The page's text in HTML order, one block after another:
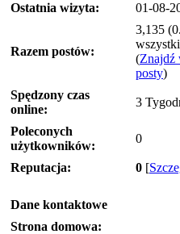
Ostatnia wizyta:
01-08-
Razem postów:
3,135
(Znajdź
posty)
Spędzony czas
online:
3
Poleconych
użytkowników:
0
Reputacja: 0 [
Dane kontaktowe
Strona domowa: